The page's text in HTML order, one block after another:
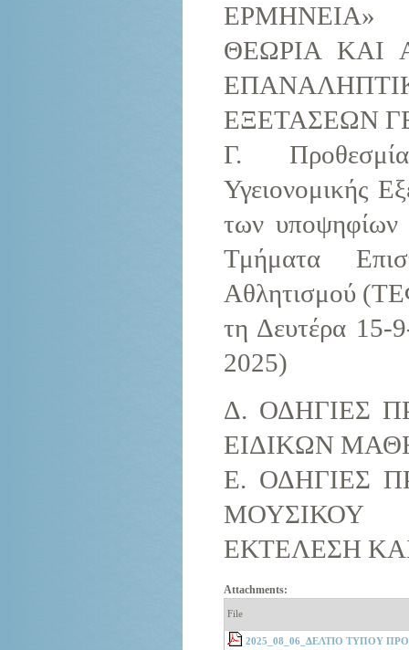
ΘΕΩΡΙΑ ΚΑΙ
ΕΞΕΤΑΣΕΩΝ
Γ.
Υγειονομικής
των
Τμήματα
Αθλητισμού
τη Δευτέρα 15-
2025)
Δ. ΟΔΗΓΙΕΣ
ΕΙΔΙΚΩΝ
Ε. ΟΔΗΓΙΕΣ
ΜΟΥΣΙΚΟΥ
ΕΚΤΕΛΕΣΗ
Attachments:
File
2025_08_06_ΔΕΛΤΙΟ ΤΥΠΟΥ